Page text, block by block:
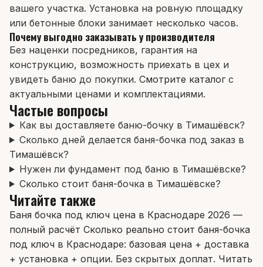
вашего участка. Установка на ровную площадку
или бетонные блоки занимает несколько часов.
Почему выгодно заказывать у производителя
Без наценки посредников, гарантия на
конструкцию, возможность приехать в цех и
увидеть баню до покупки. Смотрите каталогс
актуальными ценами и комплектациями.
Частые вопросы
Как вы доставляете баню-бочку в Тимашёвск?
Сколько дней делается баня-бочка под заказ в
Тимашёвск?
Нужен ли фундамент под баню в Тимашёвске?
Сколько стоит баня-бочка в Тимашёвске?
Читайте также
Баня бочка под ключ цена в Краснодаре 2026 —
полный расчёт Сколько реально стоит баня-бочка
под ключ в Краснодаре: базовая цена + доставка
+ установка + опции. Без скрытых доплат. Читать